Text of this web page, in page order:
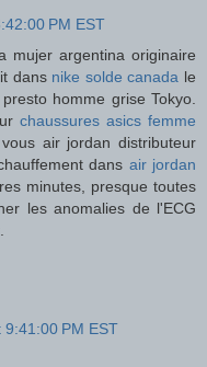
PM EST
mujer argentina originaire
dans nike solde canada le
homme grise Tokyo.
chaussures asics femme
air jordan distributeur
dans air jordan
minutes, presque toutes
les anomalies de l'ECG
PM EST